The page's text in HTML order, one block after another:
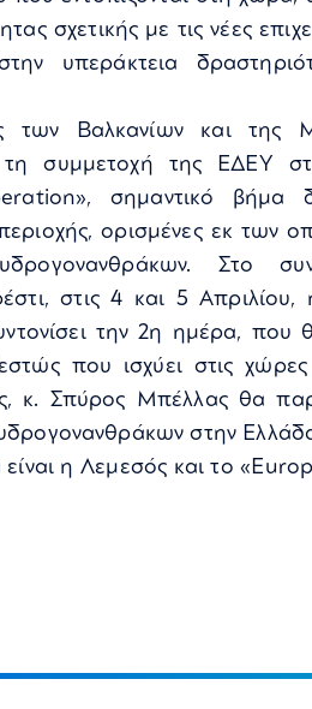
σχετικής με τις νέες
υπεράκτεια
των Βαλκανίων και της
τη συμμετοχή της ΕΔΕΥ
σημαντικό βήμα
ορισμένες εκ των
Στο
στις 4 και 5 Απριλίου,
την 2η ημέρα, που
που ισχύει στις
κ. Σπύρος Μπέλλας θα
στην
η Λεμεσός και το